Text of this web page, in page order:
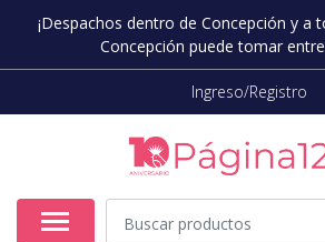
¡Despachos dentro de Concepción y a
Concepción puede tomar
Ingreso/Registro